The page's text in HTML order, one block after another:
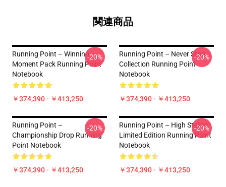
関連商品
Running Point – Winning
Moment Pack Running Point
Notebook
￥374,390 - ￥413,250
-20%
Running Point – Never Stop
Collection Running Point
Notebook
￥374,390 - ￥413,250
-20%
Running Point –
Championship Drop Running
Point Notebook
￥374,390 - ￥413,250
-20%
Running Point – High Stakes
Limited Edition Running Point
Notebook
￥374,390 - ￥413,250
-20%